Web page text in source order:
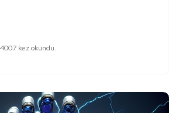
4007 kez okundu.